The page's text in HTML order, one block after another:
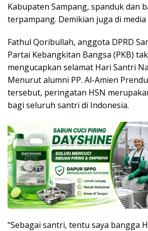
Kabupaten Sampang, spanduk dan
terpampang. Demikian juga di media
Fathul Qoribullah, anggota DPRD
Partai Kebangkitan Bangsa (PKB)
mengucapkan selamat Hari Santri
Menurut alumni PP. Al-Amien
tersebut, peringatan HSN
bagi seluruh santri di Indonesia.
“Sebagai santri, tentu saya bangga